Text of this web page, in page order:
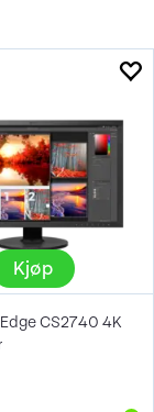
Kjøp
CS2740 4K